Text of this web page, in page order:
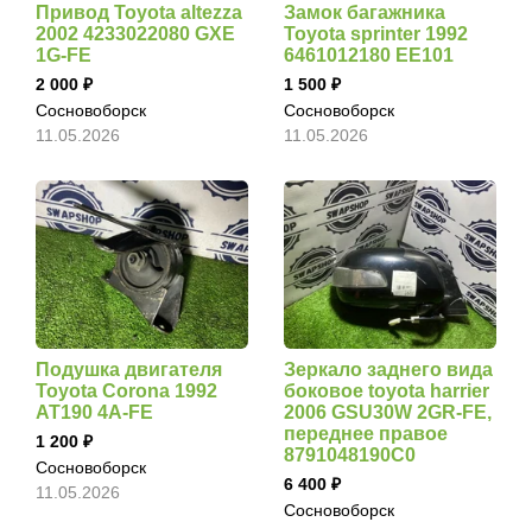
Привод Toyota altezza
2002 4233022080 GXE
1G-FE
2 000
Сосновоборск
11.05.2026
Замок багажника
Toyota sprinter 1992
6461012180 EE101
1 500
Сосновоборск
11.05.2026
Подушка двигателя
Toyota Corona 1992
AT190 4A-FE
1 200
Сосновоборск
11.05.2026
Зеркало заднего вида
боковое toyota harrier
2006 GSU30W 2GR-FE,
переднее правое
8791048190C0
6 400
Сосновоборск